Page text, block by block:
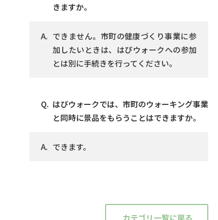
きますか。
できません。市町の健康づくり事業に参
加したいときは、はぴウォークへの参加
とは別に手続きを行ってください。
はぴウォークでは、市町のウォーキング事業
と同時に景品をもらうことはできますか。
できます。
カテゴリ一覧に戻る